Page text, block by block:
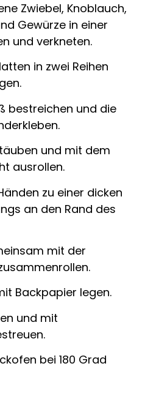
Zwiebel, Knoblauch,
Gewürze in einer
und verkneten.
in zwei Reihen
bestreichen und die
und mit dem
ausrollen.
zu einer dicken
an den Rand des
mit der
Backpapier legen.
und mit
bei 180 Grad